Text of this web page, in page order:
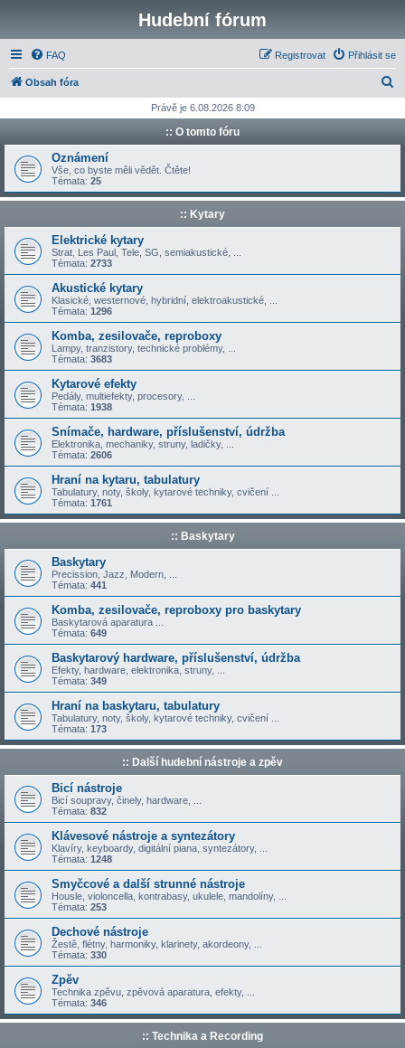
Hudební fórum
FAQ Přihlásit se
Registrovat
Obsah fóra
d
t
Právě je 6.08.2026 8:09
:: O tomto fóru
Oznámení
Vše, co byste měli vědět. Čtěte!
Témata: 25
:: Kytary
Elektrické kytary
Strat, Les Paul, Tele, SG, semiakustické, ...
Témata: 2733
Akustické kytary
Klasické, westernové, hybridní, elektroakustické, ...
Témata: 1296
Komba, zesilovače, reproboxy
Lampy, tranzistory, technické problémy, ...
Témata: 3683
Kytarové efekty
Pedály, multiefekty, procesory, ...
Témata: 1938
Snímače, hardware, příslušenství, údržba
Elektronika, mechaniky, struny, ladičky, ...
Témata: 2606
Hraní na kytaru, tabulatury
Tabulatury, noty, školy, kytarové techniky, cvičení ...
Témata: 1761
:: Baskytary
Baskytary
Precission, Jazz, Modern, ...
Témata: 441
Komba, zesilovače, reproboxy pro baskytary
Baskytarová aparatura ...
Témata: 649
Baskytarový hardware, příslušenství, údržba
Efekty, hardware, elektronika, struny, ...
Témata: 349
Hraní na baskytaru, tabulatury
Tabulatury, noty, školy, kytarové techniky, cvičení ...
Témata: 173
:: Další hudební nástroje a zpěv
Bicí nástroje
Bicí soupravy, činely, hardware, ...
Témata: 832
Klávesové nástroje a syntezátory
Klavíry, keyboardy, digitální piana, syntezátory, ...
Témata: 1248
Smyčcové a další strunné nástroje
Housle, violoncella, kontrabasy, ukulele, mandolíny, ...
Témata: 253
Dechové nástroje
Žestě, flétny, harmoniky, klarinety, akordeony, ...
Témata: 330
Zpěv
Technika zpěvu, zpěvová aparatura, efekty, ...
Témata: 346
:: Technika a Recording